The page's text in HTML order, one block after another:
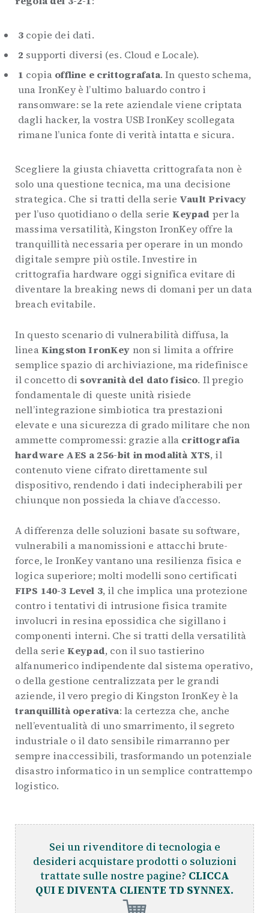
3 copie dei dati.
2 supporti diversi (es. Cloud e Locale).
1 copia offline e crittografata. In questo schema,
una IronKey è l’ultimo baluardo contro i
ransomware: se la rete aziendale viene criptata
dagli hacker, la vostra USB IronKey scollegata
rimane l’unica fonte di verità intatta e sicura.
Scegliere la giusta chiavetta crittografata non è
solo una questione tecnica, ma una decisione
strategica. Che si tratti della serie Vault Privacy
per l’uso quotidiano o della serie Keypad per la
massima versatilità, Kingston IronKey offre la
tranquillità necessaria per operare in un mondo
digitale sempre più ostile. Investire in
crittografia hardware oggi significa evitare di
diventare la breaking news di domani per un data
breach evitabile.
In questo scenario di vulnerabilità diffusa, la
lineaKingston IronKey non si limita a offrire
semplice spazio di archiviazione, ma ridefinisce
il concetto di sovranità del dato fisico. Il pregio
fondamentale di queste unità risiede
nell’integrazione simbiotica tra prestazioni
elevate e una sicurezza di grado militare che non
ammette compromessi: grazie alla crittografia
hardware AES a 256-bit in modalità XTS, il
contenuto viene cifrato direttamente sul
dispositivo, rendendo i dati indecipherabili per
chiunque non possieda la chiave d’accesso.
A differenza delle soluzioni basate su software,
vulnerabili a manomissioni e attacchi brute-
force, le IronKey vantano una resilienza fisica e
logica superiore; molti modelli sono certificati
FIPS 140-3 Level 3, il che implica una protezione
contro i tentativi di intrusione fisica tramite
involucri in resina epossidica che sigillano i
componenti interni. Che si tratti della versatilità
della serie Keypad, con il suo tastierino
alfanumerico indipendente dal sistema operativo,
o della gestione centralizzata per le grandi
aziende, il vero pregio di Kingston IronKey è la
tranquillità operativa: la certezza che, anche
nell’eventualità di uno smarrimento, il segreto
industriale o il dato sensibile rimarranno per
sempre inaccessibili, trasformando un potenziale
disastro informatico in un semplice contrattempo
logistico.
Sei un rivenditore di tecnologia e
desideri acquistare prodotti o soluzioni
trattate sulle nostre pagine? CLICCA
QUI E DIVENTA CLIENTE TD SYNNEX.